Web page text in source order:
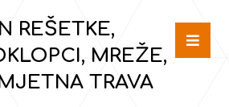
REŠETKE,
MREŽE,
TRAVA